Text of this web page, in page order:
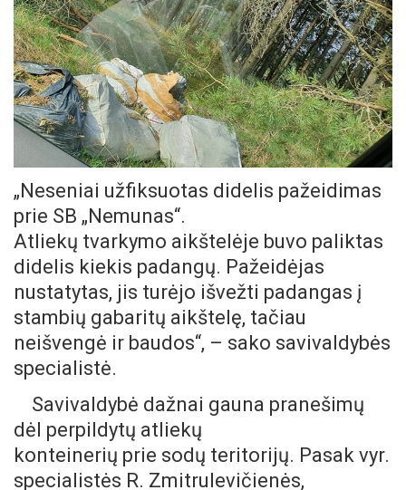
„Neseniai užfiksuotas didelis pažeidimas
prie SB „Nemunas“.
Atliekų tvarkymo aikštelėje buvo paliktas
didelis kiekis padangų. Pažeidėjas
nustatytas, jis turėjo išvežti padangas į
stambių gabaritų aikštelę, tačiau
neišvengė ir baudos“, – sako savivaldybės
specialistė.
Savivaldybė dažnai gauna pranešimų
dėl perpildytų atliekų
konteinerių prie sodų teritorijų. Pasak vyr.
specialistės R. Zmitrulevičienės,